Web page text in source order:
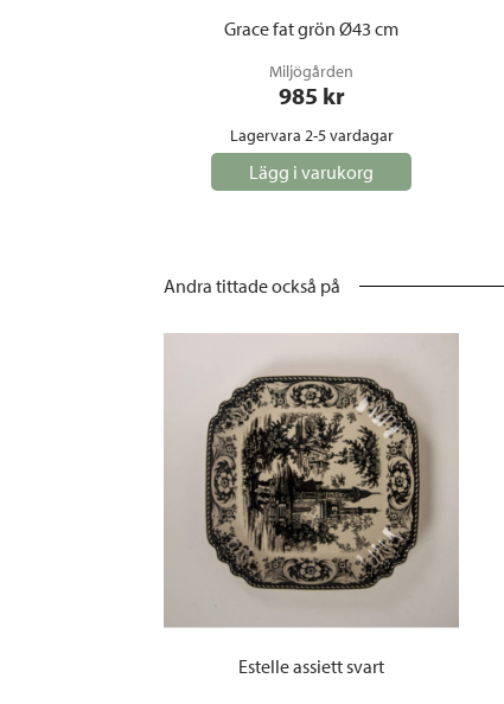
Grace fat grön Ø43 cm
Miljögården
985 kr
Lagervara 2-5 vardagar
Lägg i varukorg
Andra tittade också på
Estelle assiett svart